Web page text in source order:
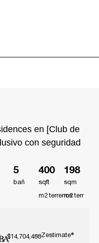
bañ
5
sqft
m2
400
sqm
m2
198
$14,704,488Zestimate®